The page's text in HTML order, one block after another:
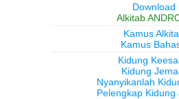
Download
Alkitab
Kamus
Kamus
Kidung
Kidung
Nyanyikanlah
Pelengkap Kidung